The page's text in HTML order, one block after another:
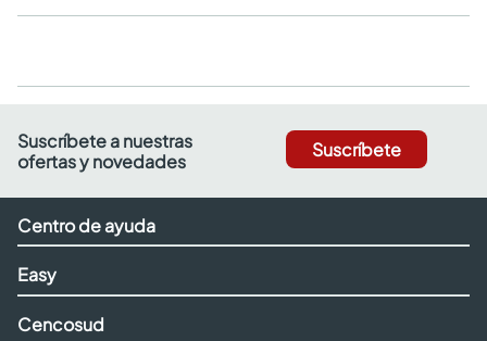
Suscríbete a nuestras
ofertas y novedades
Suscríbete
Centro de ayuda
Easy
Cencosud